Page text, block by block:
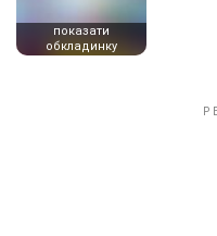
показати
обкладинку